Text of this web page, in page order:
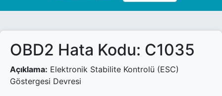
OBD2 Hata Kodu: C1035
Açıklama: Elektronik Stabilite Kontrolü (ESC)
Göstergesi Devresi